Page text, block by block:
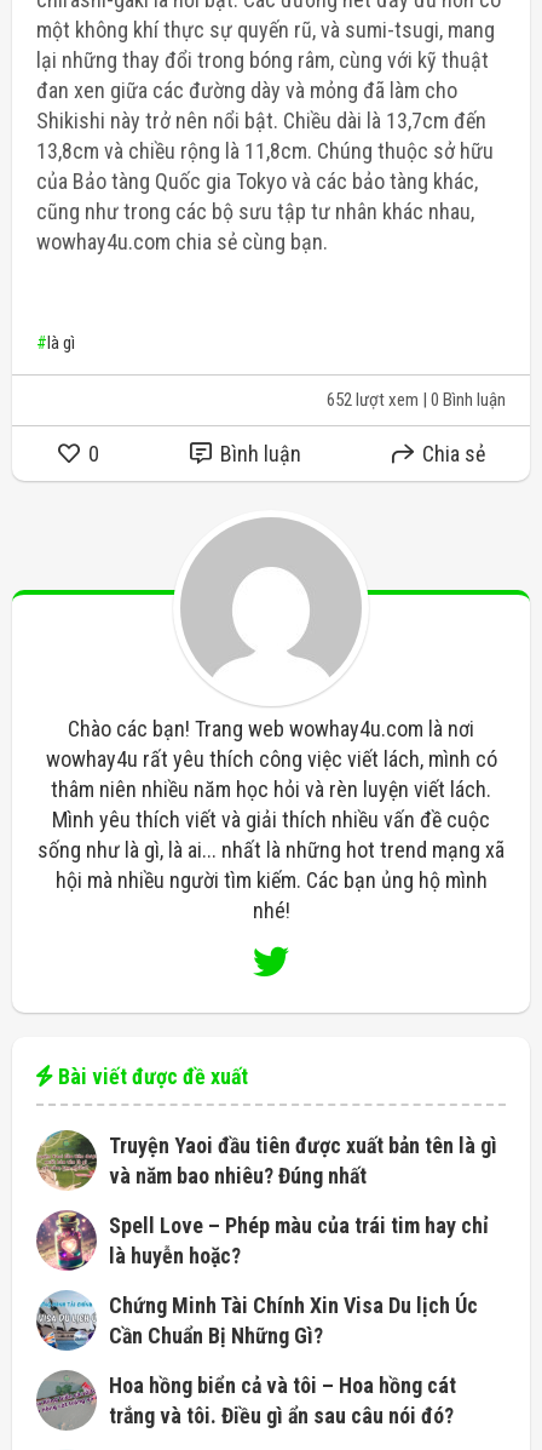
một không khí thực sự quyến rũ, và sumi-tsugi, mang
lại những thay đổi trong bóng râm, cùng với kỹ thuật
đan xen giữa các đường dày và mỏng đã làm cho
Shikishi này trở nên nổi bật. Chiều dài là 13,7cm đến
13,8cm và chiều rộng là 11,8cm. Chúng thuộc sở hữu
của Bảo tàng Quốc gia Tokyo và các bảo tàng khác,
cũng như trong các bộ sưu tập tư nhân khác nhau,
wowhay4u.com chia sẻ cùng bạn.
#là gì
652 lượt xem | 0 Bình luận
0 Bình luận Chia sẻ
Chào các bạn! Trang web wowhay4u.com là nơi
wowhay4u rất yêu thích công việc viết lách, mình có
thâm niên nhiều năm học hỏi và rèn luyện viết lách.
Mình yêu thích viết và giải thích nhiều vấn đề cuộc
sống như là gì, là ai... nhất là những hot trend mạng xã
hội mà nhiều người tìm kiếm. Các bạn ủng hộ mình
nhé!
Bài viết được đề xuất
Truyện Yaoi đầu tiên được xuất bản tên là gì
và năm bao nhiêu? Đúng nhất
Spell Love – Phép màu của trái tim hay chỉ
là huyễn hoặc?
Chứng Minh Tài Chính Xin Visa Du lịch Úc
Cần Chuẩn Bị Những Gì?
Hoa hồng biển cả và tôi – Hoa hồng cát
trắng và tôi. Điều gì ẩn sau câu nói đó?